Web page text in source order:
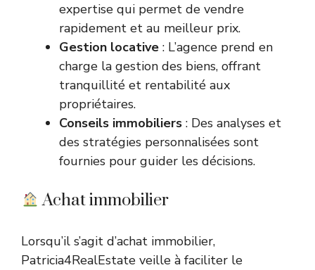
expertise qui permet de vendre
rapidement et au meilleur prix.
Gestion locative : L’agence prend en
charge la gestion des biens, offrant
tranquillité et rentabilité aux
propriétaires.
Conseils immobiliers : Des analyses et
des stratégies personnalisées sont
fournies pour guider les décisions.
Achat immobilier
Lorsqu’il s’agit d’achat immobilier,
Patricia4RealEstate veille à faciliter le